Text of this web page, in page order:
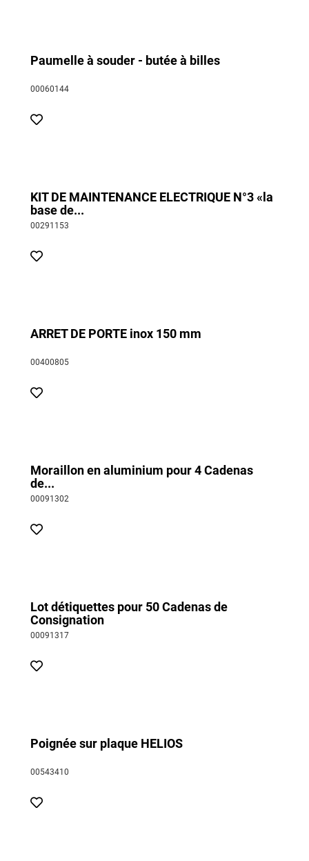
Paumelle à souder - butée à billes
00060144
KIT DE MAINTENANCE ELECTRIQUE N°3 «la
base de...
00291153
ARRET DE PORTE inox 150 mm
00400805
Moraillon en aluminium pour 4 Cadenas
de...
00091302
Lot détiquettes pour 50 Cadenas de
Consignation
00091317
Poignée sur plaque HELIOS
00543410